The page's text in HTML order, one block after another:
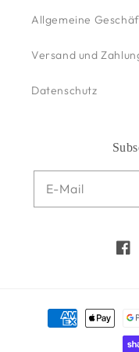
Allgemeine
Versand und
Datenschutz
E-Mail
Zahlungsmethoden